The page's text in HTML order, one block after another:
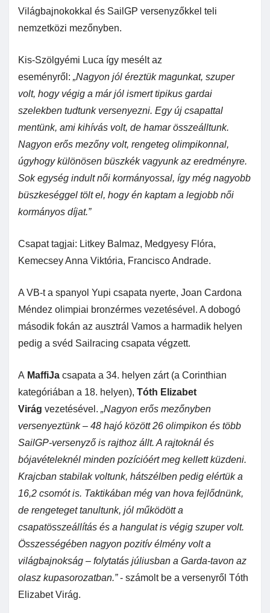
Világbajnokokkal és SailGP versenyzőkkel teli
nemzetközi mezőnyben.
Kis-Szölgyémi Luca így mesélt az
eseményről: „Nagyon jól éreztük magunkat, szuper
volt, hogy végig a már jól ismert tipikus gardai
szelekben tudtunk versenyezni. Egy új csapattal
mentünk, ami kihívás volt, de hamar összeálltunk.
Nagyon erős mezőny volt, rengeteg olimpikonnal,
úgyhogy különösen büszkék vagyunk az eredményre.
Sok egység indult női kormányossal, így még nagyobb
büszkeséggel tölt el, hogy én kaptam a legjobb női
kormányos díjat.”
Csapat tagjai: Litkey Balmaz, Medgyesy Flóra,
Kemecsey Anna Viktória, Francisco Andrade.
A VB-t a spanyol Yupi csapata nyerte, Joan Cardona
Méndez olimpiai bronzérmes vezetésével. A dobogó
második fokán az ausztrál Vamos a harmadik helyen
pedig a svéd Sailracing csapata végzett.
A MaffiJa csapata a 34. helyen zárt (a Corinthian
kategóriában a 18. helyen), Tóth Elizabet
Virág vezetésével. „Nagyon erős mezőnyben
versenyeztünk – 48 hajó között 26 olimpikon és több
SailGP-versenyző is rajthoz állt. A rajtoknál és
bójavételeknél minden pozícióért meg kellett küzdeni.
Krajcban stabilak voltunk, hátszélben pedig elértük a
16,2 csomót is. Taktikában még van hova fejlődnünk,
de rengeteget tanultunk, jól működött a
csapatösszeállítás és a hangulat is végig szuper volt.
Összességében nagyon pozitív élmény volt a
világbajnokság – folytatás júliusban a Garda-tavon az
olasz kupasorozatban.”- számolt be a versenyről Tóth
Elizabet Virág.